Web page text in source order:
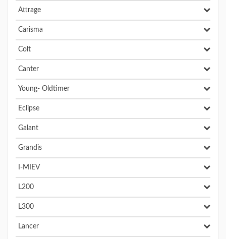
Attrage
Carisma
Colt
Canter
Young- Oldtimer
Eclipse
Galant
Grandis
I-MIEV
L200
L300
Lancer